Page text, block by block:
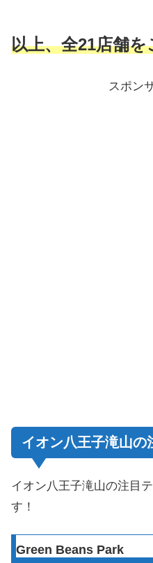
以上、全21店舗
スポン
イオン八王子滝山の
イオン八王子滝山の注目
す！
Green Beans Park